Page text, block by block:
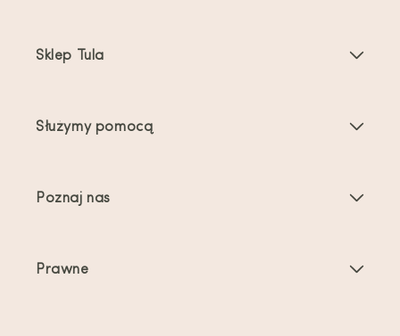
Sklep Tula
Oferty i promocje
Służymy pomocą
Poznaj nas
Prawne